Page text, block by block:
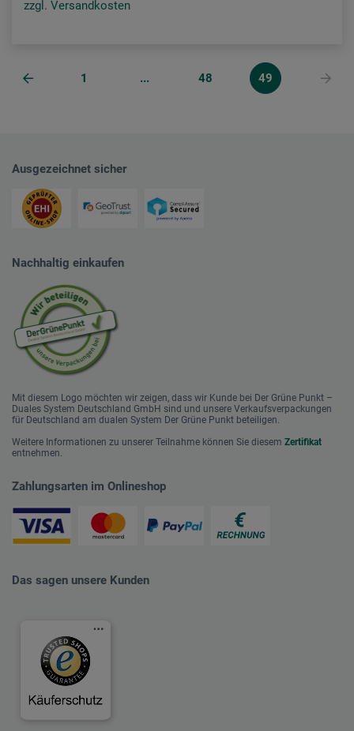
zzgl. Versandkosten
1 ... 48 49
Ausgezeichnet sicher
Nachhaltig einkaufen
Mit diesem Logo möchten wir zeigen, dass wir Kunde bei Der Grüne Punkt –
Duales System Deutschland GmbH sind und unsere Verkaufsverpackungen
für Deutschland am dualen System Der Grüne Punkt beteiligen.
Weitere Informationen zu unserer Teilnahme können Sie diesem Zertifikat
entnehmen.
Zahlungsarten im Onlineshop
Das sagen unsere Kunden